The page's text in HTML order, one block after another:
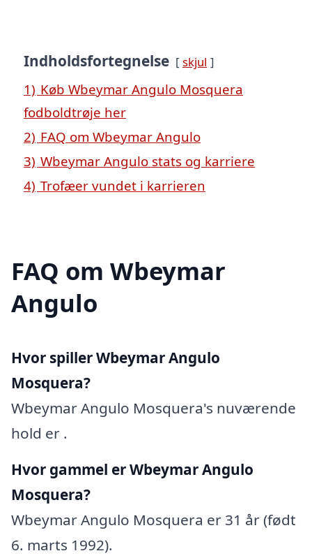
Indholdsfortegnelse skjul
1) Køb Wbeymar Angulo Mosquera
fodboldtrøje her
2) FAQ om Wbeymar Angulo
3) Wbeymar Angulo stats og karriere
4) Trofæer vundet i karrieren
FAQ om Wbeymar
Angulo
Hvor spiller Wbeymar Angulo
Mosquera?
Wbeymar Angulo Mosquera's nuværende
hold er .
Hvor gammel er Wbeymar Angulo
Mosquera?
Wbeymar Angulo Mosquera er 31 år (født
6. marts 1992).